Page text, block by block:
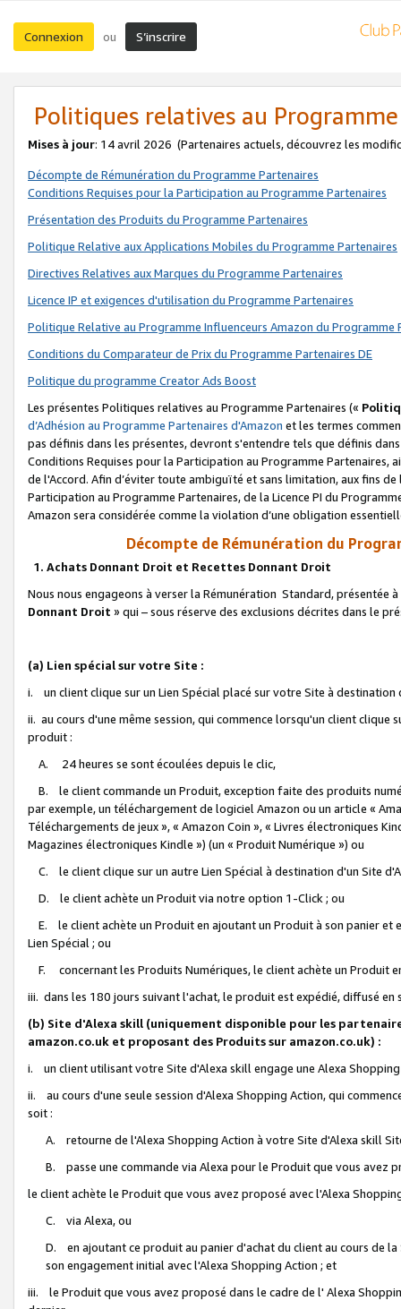
Connexion ou S’inscrire
Politiques relatives au
Mises à jour: 14 avril 2026 (Partenaires actuels, découvrez les
Décompte de Rémunération du Programme Partenaires
Conditions Requises pour la Participation au Programme Partenaires
Présentation des Produits du Programme Partenaires
Politique Relative aux Applications Mobiles du Programme Partenaires
Directives Relatives aux Marques du Programme Partenaires
Licence IP et exigences d'utilisation du Programme Partenaires
Politique Relative au Programme Influenceurs Amazon du Programme
Conditions du Comparateur de Prix du Programme Partenaires DE
Politique du programme Creator Ads Boost
Les présentes Politiques relatives au Programme Partenaires («
d’Adhésion au Programme Partenaires d'Amazon et les termes
pas définis dans les présentes, devront s'entendre tels que définis
Conditions Requises pour la Participation au Programme Partenaires,
de l'Accord. Afin d’éviter toute ambiguïté et sans limitation, aux fins
Participation au Programme Partenaires, de la Licence PI du
Amazon sera considérée comme la violation d’une obligation
Décompte de Rémunération du
1. Achats Donnant Droit et Recettes Donnant Droit
Nous nous engageons à verser la Rémunération Standard, présentée
Donnant Droit » qui – sous réserve des exclusions décrites dans le
(a) Lien spécial sur votre Site :
i. un client clique sur un Lien Spécial placé sur votre Site à destination
ii. au cours d'une même session, qui commence lorsqu'un client
produit :
A. 24 heures se sont écoulées depuis le clic,
B. le client commande un Produit, exception faite des produits
par exemple, un téléchargement de logiciel Amazon ou un article «
Téléchargements de jeux », « Amazon Coin », « Livres électroniques
Magazines électroniques Kindle ») (un « Produit Numérique ») ou
C. le client clique sur un autre Lien Spécial à destination d'un Site
D. le client achète un Produit via notre option 1-Click ; ou
E. le client achète un Produit en ajoutant un Produit à son panier et
Lien Spécial ; ou
F. concernant les Produits Numériques, le client achète un Produit
iii. dans les 180 jours suivant l'achat, le produit est expédié, diffusé
(b) Site d'Alexa skill (uniquement disponible pour les
amazon.co.uk et proposant des Produits sur amazon.co.uk) :
i. un client utilisant votre Site d'Alexa skill engage une Alexa
ii. au cours d'une seule session d'Alexa Shopping Action, qui
soit :
A. retourne de l'Alexa Shopping Action à votre Site d'Alexa skill
B. passe une commande via Alexa pour le Produit que vous avez
le client achète le Produit que vous avez proposé avec l'Alexa
C. via Alexa, ou
D. en ajoutant ce produit au panier d'achat du client au cours de
son engagement initial avec l'Alexa Shopping Action ; et
iii. le Produit que vous avez proposé dans le cadre de l' Alexa